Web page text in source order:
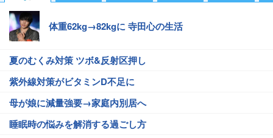
体重62kg→82kgに 寺田心の生活
夏のむくみ対策 ツボ&反射区押し
紫外線対策がビタミンD不足に
母が娘に減量強要→家庭内別居へ
睡眠時の悩みを解消する過ごし方